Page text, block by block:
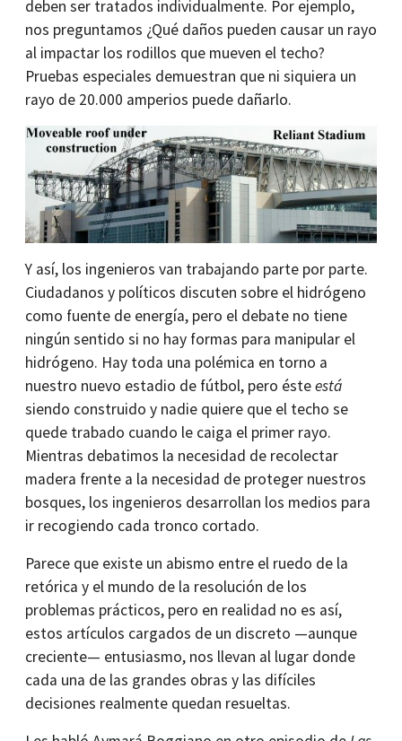
deben ser tratados individualmente. Por ejemplo,
nos preguntamos ¿Qué daños pueden causar un rayo
al impactar los rodillos que mueven el techo?
Pruebas especiales demuestran que ni siquiera un
rayo de 20.000 amperios puede dañarlo.
Y así, los ingenieros van trabajando parte por parte.
Ciudadanos y políticos discuten sobre el hidrógeno
como fuente de energía, pero el debate no tiene
ningún sentido si no hay formas para manipular el
hidrógeno. Hay toda una polémica en torno a
nuestro nuevo estadio de fútbol, pero ésteestá
siendo construido y nadie quiere que el techo se
quede trabado cuando le caiga el primer rayo.
Mientras debatimos la necesidad de recolectar
madera frente a la necesidad de proteger nuestros
bosques, los ingenieros desarrollan los medios para
ir recogiendo cada tronco cortado.
Parece que existe un abismo entre el ruedo de la
retórica y el mundo de la resolución de los
problemas prácticos, pero en realidad no es así,
estos artículos cargados de un discreto —aunque
creciente— entusiasmo, nos llevan al lugar donde
cada una de las grandes obras y las difíciles
decisiones realmente quedan resueltas.